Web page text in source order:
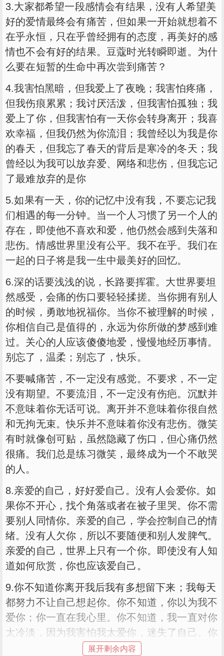
3.大家都希望一段感情会有结果，没有人希望美
好的爱情最终会有痛苦，但如果一开始就想着不
在乎永恒，只在乎曾经拥有的态度，再美好的感
情也不会有好的结果。豆蔻时光转瞬即逝。为什
么要在短暂的生命中再次尝到痛苦？
4.我害怕黑暗，但我爱上了夜晚；我害怕疼痛，
但我伤痕累累；我讨厌活泼，但我害怕孤独；我
爱上了你，但我害怕有一天你会转身离开；我喜
欢幸福，但我仍然为你流泪；我曾经以为我是你
的春天，但我忘了春天的背后是寒冷的冬天；我
曾经以为我可以放弃爱、网络和悲伤，但我忘记
了最难放弃的是你
5.如果有一天，你的记忆中没有我，不要忘记我
们相遇的每一分钟。当一个人习惯了另一个人的
存在，即使他不喜欢和爱，他仍然会感到失落和
悲伤。情感世界里没有公平。我不在乎。我们在
一起的日子将是我一生中最美好的回忆。
6.深的话要浅浅的说，长路要挥霍。大世界要坦
然感受，会痛的伤口要轻轻揉搓。当你拥有别人
的时候，勇敢地祝福你。当你不被理解的时候，
你相信自己是值得的，永远为你所做的梦感到难
过。关心的人应该傻傻地爱，慢慢地经历事情。
别忘了，温柔；别忘了，快乐。
不要喊痛苦，不一定没有感觉。不要求，不一定
没有期望。不要流泪，不一定没有伤疤。沉默并
不意味着你无话可说。离开并不意味着你很自然
和无拘无束。快乐并不意味着你没有悲伤。微笑
有时就像创可贴，虽然隐藏了伤口，但心痛仍然
很痛。我们总是练习微笑，最终成为一个不敢哭
的人。
8.亲爱的自己，好好爱自己。没有人会爱你。如
果你不开心，找个角落或者在被子里哭。你不需
要别人同情你。亲爱的自己，学会控制自己的情
绪。没有人欠你，所以不要随便和别人发脾气。
亲爱的自己，世界上只有一个你。即使没有人知
道如何欣赏，你也应该爱自己。
9.你不知道你离开我后我有多想留下来；我每天
都努力不让自己想起你。你不知道，你以为我不
爱你；你一直在我心里。你不知道，我一直对你
太冷淡，因为我害怕我太爱你，迷失了自己。你
不知道，我真的不想离开你；但你真的离开了
展开剩余内容